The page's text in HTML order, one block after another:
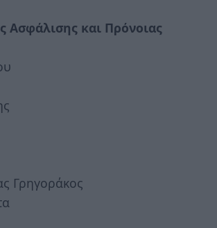
Ασφάλισης και Πρόνοιας
Γρηγοράκος